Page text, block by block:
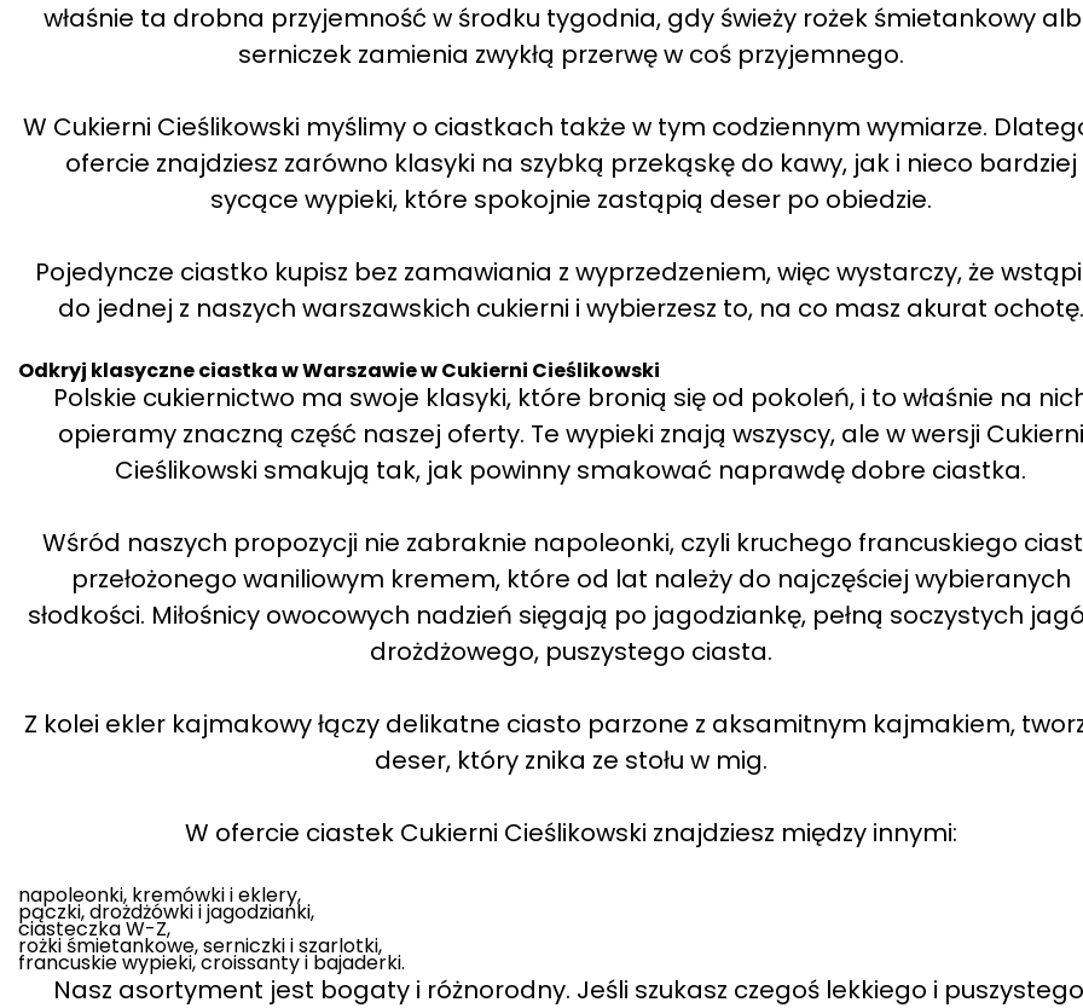
właśnie ta drobna przyjemność w środku tygodnia, gdy świeży rożek śmietankowy
serniczek zamienia zwykłą przerwę w coś przyjemnego.
W Cukierni Cieślikowski myślimy o ciastkach także w tym codziennym wymiarze.
ofercie znajdziesz zarówno klasyki na szybką przekąskę do kawy, jak i nieco bardziej
sycące wypieki, które spokojnie zastąpią deser po obiedzie.
Pojedyncze ciastko kupisz bez zamawiania z wyprzedzeniem, więc wystarczy, że
do jednej z naszych warszawskich cukierni i wybierzesz to, na co masz akurat ochotę.
Odkryj klasyczne ciastka w Warszawie w Cukierni Cieślikowski
Polskie cukiernictwo ma swoje klasyki, które bronią się od pokoleń, i to właśnie na
opieramy znaczną część naszej oferty. Te wypieki znają wszyscy, ale w wersji Cukierni
Cieślikowski smakują tak, jak powinny smakować naprawdę dobre ciastka.
Wśród naszych propozycji nie zabraknie napoleonki, czyli kruchego francuskiego
przełożonego waniliowym kremem, które od lat należy do najczęściej wybieranych
słodkości. Miłośnicy owocowych nadzień sięgają po jagodziankę, pełną soczystych
drożdżowego, puszystego ciasta.
Z kolei ekler kajmakowy łączy delikatne ciasto parzone z aksamitnym kajmakiem,
deser, który znika ze stołu w mig.
W ofercie ciastek Cukierni Cieślikowski znajdziesz między innymi:
napoleonki, kremówki i eklery,
pączki, drożdżówki i jagodzianki,
ciasteczka W-Z,
rożki śmietankowe, serniczki i szarlotki,
francuskie wypieki, croissanty i bajaderki.
Nasz asortyment jest bogaty i różnorodny. Jeśli szukasz czegoś lekkiego i